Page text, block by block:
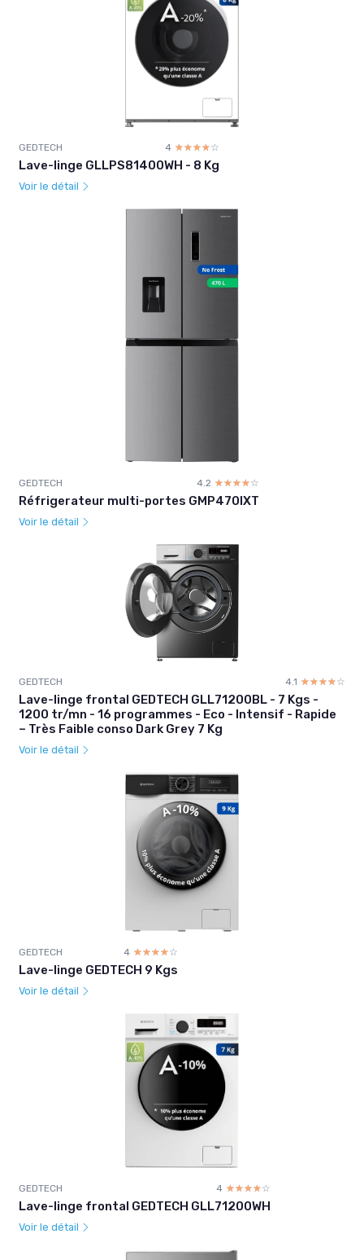
GEDTECH 4 ☆☆☆☆☆
★★★★★
Lave-linge GLLPS81400WH - 8 Kg
Voir le détail
GEDTECH 4.2 ☆☆☆☆☆
★★★★★
Réfrigerateur multi-portes GMP470IXT
Voir le détail
GEDTECH 4.1 ☆☆☆☆☆
★★★★★
Lave-linge frontal GEDTECH GLL71200BL - 7 Kgs -
1200 tr/mn - 16 programmes - Eco - Intensif - Rapide
– Très Faible conso Dark Grey 7 Kg
Voir le détail
GEDTECH 4 ☆☆☆☆☆
★★★★★
Lave-linge GEDTECH 9 Kgs
Voir le détail
GEDTECH 4 ☆☆☆☆☆
★★★★★
Lave-linge frontal GEDTECH GLL71200WH
Voir le détail